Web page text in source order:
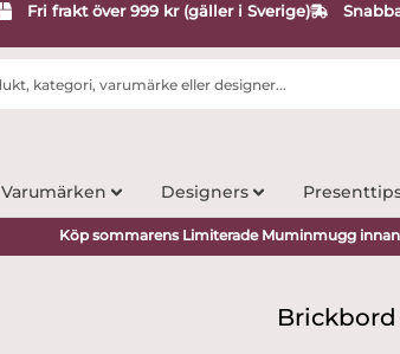
Fri frakt över 999 kr (gäller i Sverige)
Varumärken Designers
Köp sommarens Limiterade Muminmugg